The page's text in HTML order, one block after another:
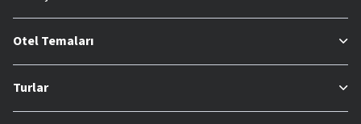
Otel Temaları
Turlar